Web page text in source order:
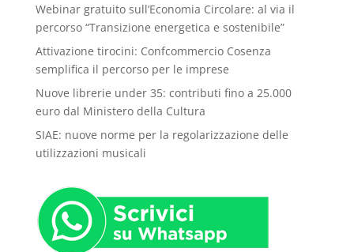
Webinar gratuito sull’Economia Circolare: al via il
percorso “Transizione energetica e sostenibile”
Attivazione tirocini: Confcommercio Cosenza
semplifica il percorso per le imprese
Nuove librerie under 35: contributi fino a 25.000
euro dal Ministero della Cultura
SIAE: nuove norme per la regolarizzazione delle
utilizzazioni musicali